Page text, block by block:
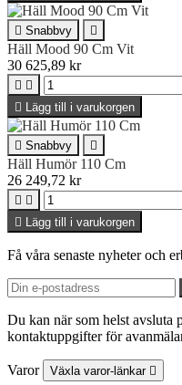
 Snabbvy 
Häll Mood 90 Cm Vit
30 625,89 kr
 
 Lägg till i varukorgen
 Snabbvy 
Häll Humör 110 Cm
26 249,72 kr
 
 Lägg till i varukorgen
Få våra senaste nyheter och
Du kan när som helst avsluta
kontaktuppgifter för
Varor Växla varor-länkar 